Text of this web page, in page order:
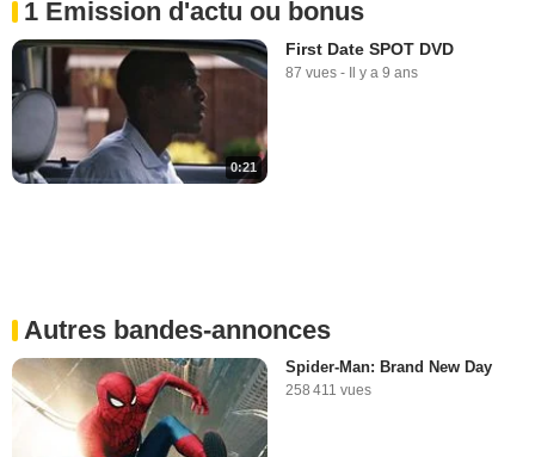
1 Emission d'actu ou bonus
0:21
First Date SPOT DVD
87 vues - Il y a 9 ans
Autres bandes-annonces
Spider-Man: Brand New Day
258 411 vues